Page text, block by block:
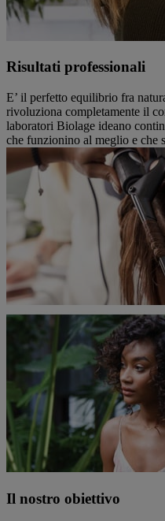
Risultati professionali
E’ il perfetto equilibrio fra
rivoluziona completamente il
laboratori Biolage ideano
che funzionino al meglio e che
Il nostro obiettivo